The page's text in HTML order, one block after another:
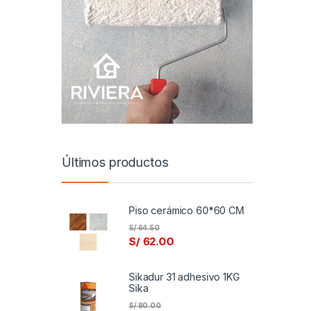
Últimos productos
Piso cerámico 60*60 CM
S/62.00
S/64.50
Sikadur 31 adhesivo 1KG
Sika
S/80.00